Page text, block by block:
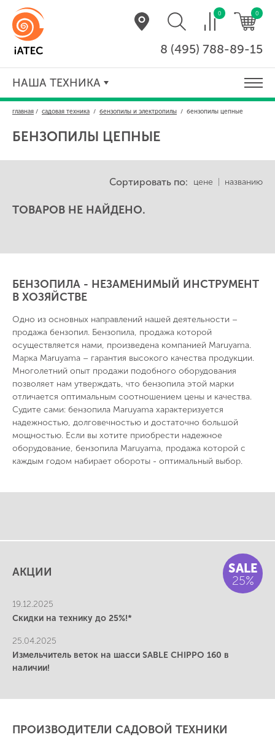
0 0
8 (495) 788-89-15
НАША ТЕХНИКА
главная / садовая техника / бензопилы и электропилы / бензопилы цепные
БЕНЗОПИЛЫ ЦЕПНЫЕ
Сортировать по: цене названию
ТОВАРОВ НЕ НАЙДЕНО.
БЕНЗОПИЛА - НЕЗАМЕНИМЫЙ ИНСТРУМЕНТ
В ХОЗЯЙСТВЕ
Одно из основных направлений нашей деятельности –
продажа бензопил. Бензопила, продажа которой
осуществляется нами, произведена компанией Maruyama.
Марка Maruyama – гарантия высокого качества продукции.
Многолетний опыт продажи подобного оборудования
позволяет нам утверждать, что бензопила этой марки
отличается оптимальным соотношением цены и качества.
Судите сами: бензопила Maruyama характеризуется
надежностью, долговечностью и достаточно большой
мощностью. Если вы хотите приобрести надежное
оборудование, бензопила Maruyama, продажа которой с
каждым годом набирает обороты - оптимальный выбор.
АКЦИИ
SALE
25%
19.12.2025
Скидки на технику до 25%!*
25.04.2025
Измельчитель веток на шасси SABLE CHIPPO 160 в
наличии!
ПРОИЗВОДИТЕЛИ САДОВОЙ ТЕХНИКИ